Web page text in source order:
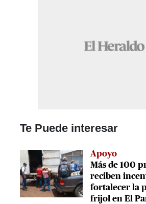
Te Puede interesar
Apoyo
Más de 100
reciben
fortalecer la
frijol en El